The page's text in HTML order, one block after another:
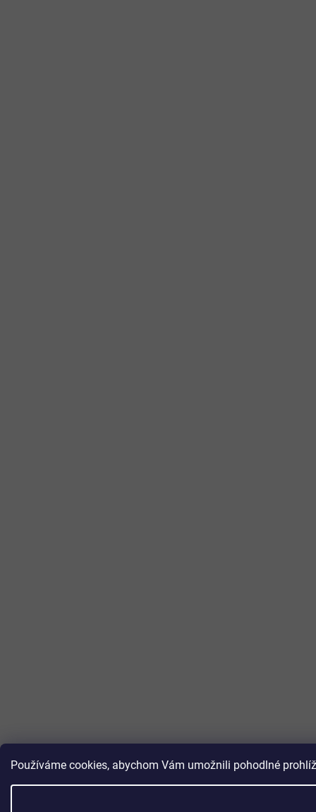
Používáme cookies, abychom Vám umožnili pohodlné